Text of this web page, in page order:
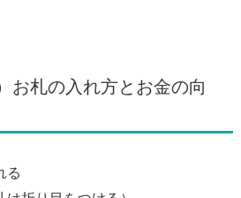
お札の入れ方とお金の向
る